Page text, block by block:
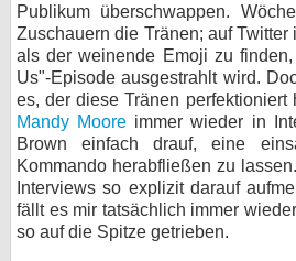
Publikum überschwappen.
Zuschauern die Tränen; auf
als der weinende Emoji zu
Us"-Episode ausgestrahlt wird.
es, der diese Tränen perfektioniert
Mandy Moore immer wieder in
Brown einfach drauf, eine
Kommando herabfließen zu
Interviews so explizit darauf
fällt es mir tatsächlich immer
so auf die Spitze getrieben.
Kontakt
Cookie-